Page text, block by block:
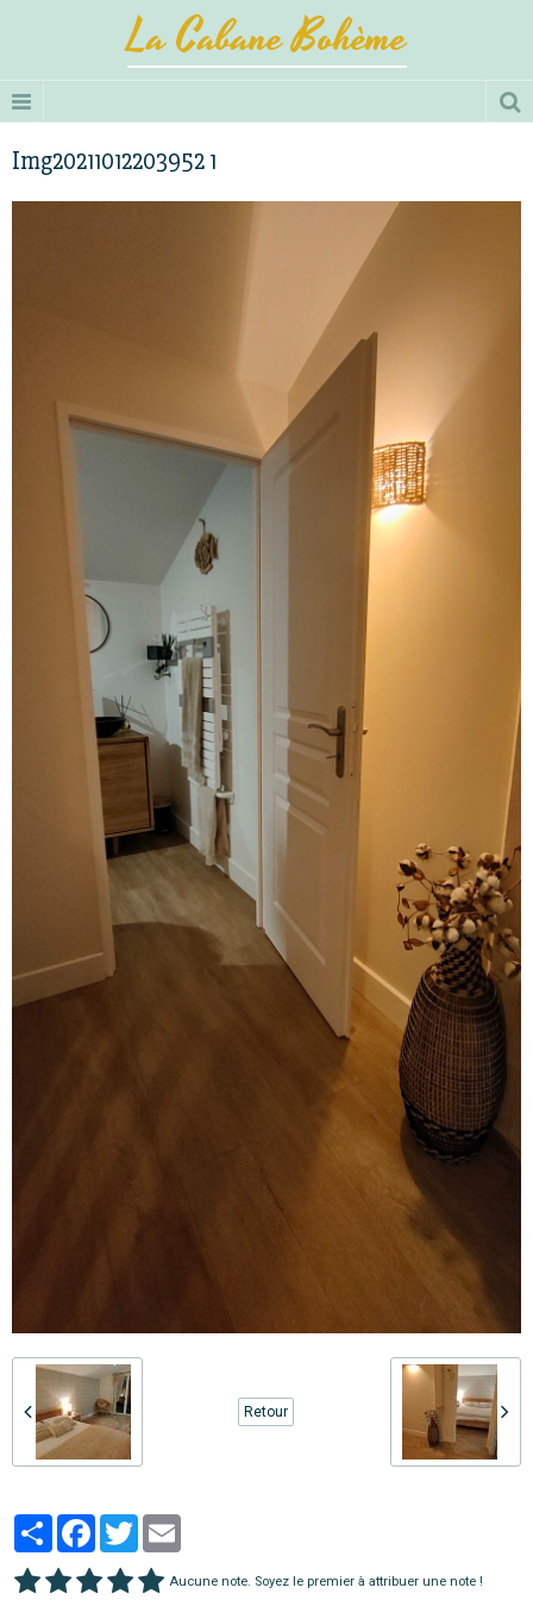
La Cabane Bohème
Img20211012203952 1
Retour
PartagerFacebook
Twitter
Aucune note. Soyez le premier à attribuer une note !